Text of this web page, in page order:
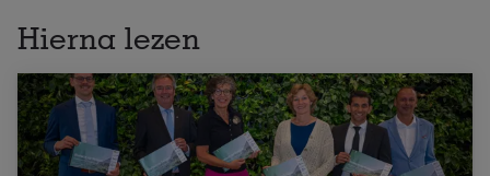
Hierna lezen